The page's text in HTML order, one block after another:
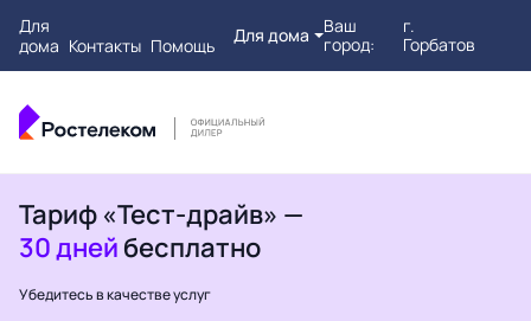
Для
дома Контакты Помощь Для дома
Ваш
город:
г.
Горбатов
Тариф «Тест-драйв» —
30 дней бесплатно
Убедитесь в качестве услуг